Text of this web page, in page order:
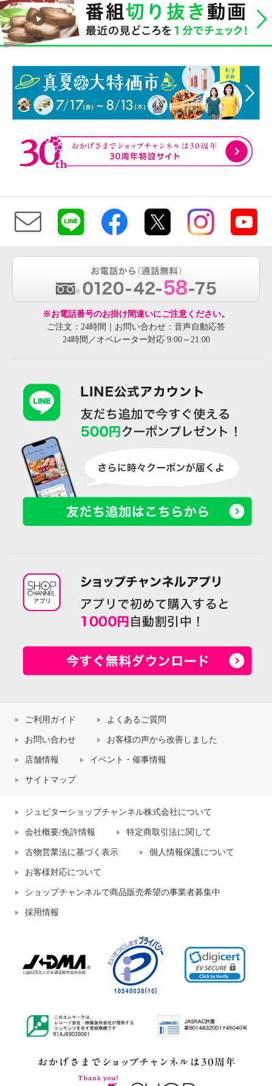
※お電話番号のお掛け間違いにご注意ください。
ご注文：24時間｜お問い合わせ：音声自動応答
24時間／オペレーター対応 9:00～21:00
ご利用ガイド よくあるご質問
お問い合わせ お客様の声から改善しました
店舗情報 イベント・催事情報
サイトマップ
ジュピターショップチャンネル株式会社について
会社概要/免許情報 特定商取引法に関して
古物営業法に基づく表示 個人情報保護について
お客様対応について
ショップチャンネルで商品販売希望の事業者募集中
採用情報